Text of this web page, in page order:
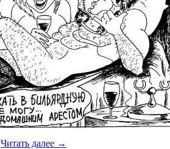
Читать далее →